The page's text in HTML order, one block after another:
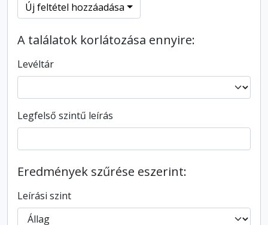
Új feltétel hozzáadása
A találatok korlátozása ennyire:
Levéltár
Legfelső szintű leírás
Eredmények szűrése eszerint:
Leírási szint